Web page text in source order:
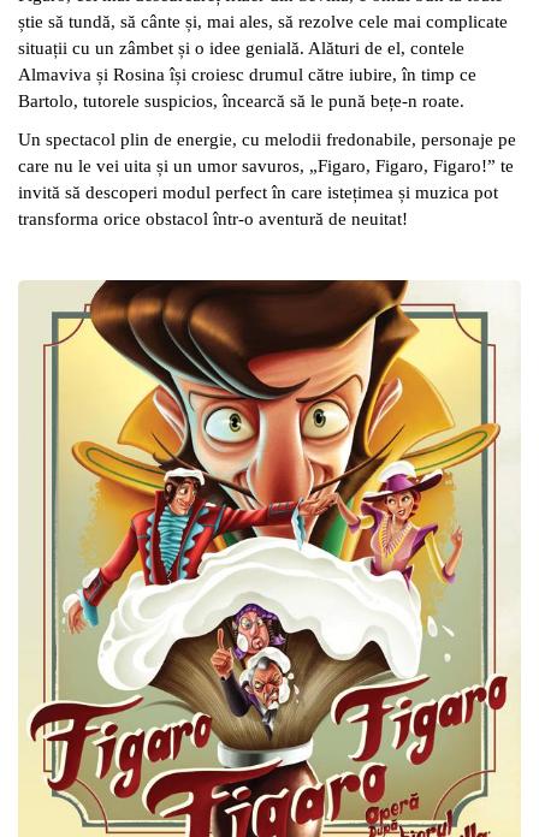
știe să tundă, să cânte și, mai ales, să rezolve cele mai complicate
situații cu un zâmbet și o idee genială. Alături de el, contele
Almaviva și Rosina își croiesc drumul către iubire, în timp ce
Bartolo, tutorele suspicios, încearcă să le pună bețe-n roate.
Un spectacol plin de energie, cu melodii fredonabile, personaje pe
care nu le vei uita și un umor savuros, „Figaro, Figaro, Figaro!” te
invită să descoperi modul perfect în care istețimea și muzica pot
transforma orice obstacol într-o aventură de neuitat!